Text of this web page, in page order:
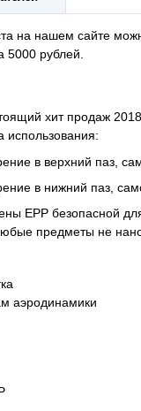
на нашем сайте
5000 рублей.
хит продаж
использования:
в верхний паз,
в нижний паз,
EPP безопасной
в любые
аэродинамики